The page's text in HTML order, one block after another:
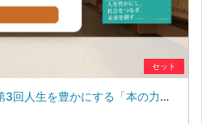
セット
【2026年8月18日開催】第3回人生を豊かにする「本の力」を学ぶ会 参加申し込み（セミナー・交流会参加の方）